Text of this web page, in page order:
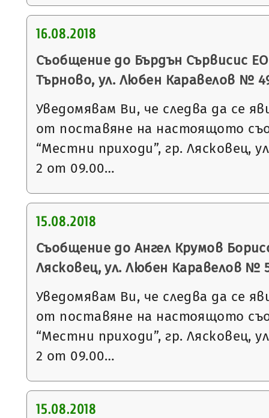
16.08.2018
Съобщение до Бърдън Сървисис
Търново, ул. Любен Каравелов №
Уведомявам Ви, че следва да се
от поставяне на настоящото
“Местни приходи”, гр. Лясковец,
2 от 09.00…
15.08.2018
Съобщение до Ангел Крумов
Лясковец, ул. Любен Каравелов №
Уведомявам Ви, че следва да се
от поставяне на настоящото
“Местни приходи”, гр. Лясковец,
2 от 09.00…
15.08.2018